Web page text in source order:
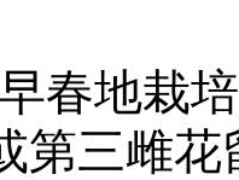
春地栽
第三雌